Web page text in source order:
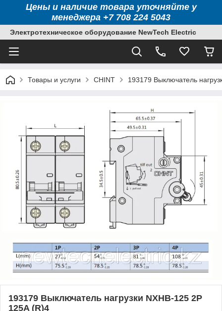
Цены и наличие товара уточняйте у
менеджера +7 708 224 5043
Электротехническое оборудование NewTech Electric
Товары и услуги CHINT 193179 Выключатель
193179 Выключатель нагрузки NXHB-125 2P
125A (R)4